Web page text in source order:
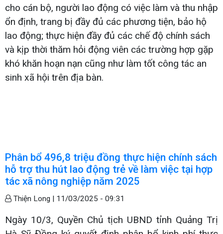
cho cán bộ, người lao động có việc làm và thu nhập
ổn định, trang bị đầy đủ các phương tiện, bảo hộ
lao động; thực hiện đầy đủ các chế độ chính sách
và kịp thời thăm hỏi động viên các trường hợp gặp
khó khăn hoạn nạn cũng như làm tốt công tác an
sinh xã hội trên địa bàn.
Phân bổ 496,8 triệu đồng thực hiện chính sách
hỗ trợ thu hút lao động trẻ về làm việc tại hợp
tác xã nông nghiệp năm 2025
Thiện Long | 11/03/2025 - 09:31
Ngày 10/3, Quyền Chủ tịch UBND tỉnh Quảng Trị